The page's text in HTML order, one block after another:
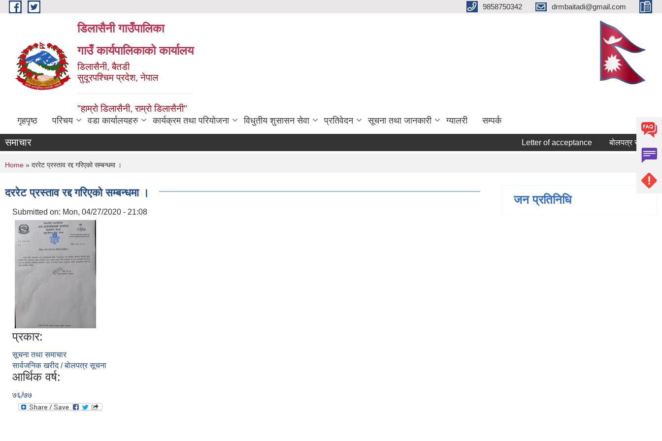
Skip to main content 9858750342 drmbaitadi@gmail.com
डिलासैनी गाउँपालिका
गाउँ कार्यपालिकाको कार्यालय
डिलासैनी, बैतडी
सुदूरपश्चिम प्रदेश, नेपाल
"हाम्राे डिलासैनी, राम्राे डिलासैनी"
गृहपृष्ठ परिचय वडा कार्यालयहरु कार्यक्रम तथा परियोजना विधुतीय शुसासन सेवा प्रतिवेदन सूचना तथा जानकारी ग्यालरी सम्पर्क
समाचार Letter of acceptance बोलपत्र स्वीकृत गर्ने
You are here
Home » दररेट प्रस्ताव रद्द गरिएको सम्बन्धमा ।
दररेट प्रस्ताव रद्द गरिएको सम्बन्धमा ।
Submitted on: Mon, 04/27/2020 - 21:08
प्रकार:
सूचना तथा समाचार
सार्वजनिक खरीद / बोलपत्र सूचना
आर्थिक वर्ष:
७६/७७
जन प्रतिनिधि